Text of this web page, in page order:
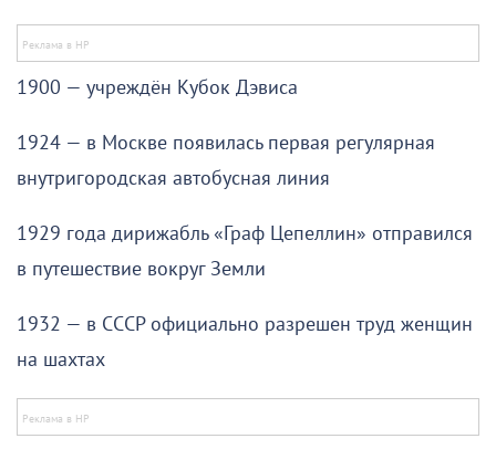
1900 — учреждён Кубок Дэвиса
1924 — в Москве появилась первая регулярная
внутригородская автобусная линия
1929 года дирижабль «Граф Цепеллин» отправился
в путешествие вокруг Земли
1932 — в СССР официально разрешен труд женщин
на шахтах